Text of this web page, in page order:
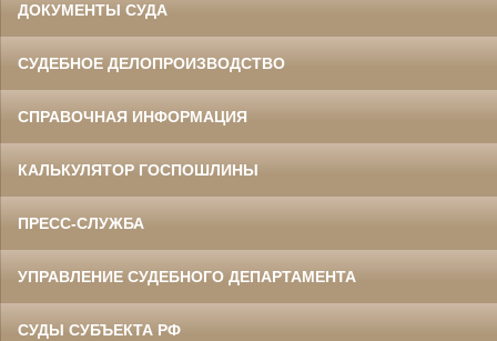
ДОКУМЕНТЫ СУДА
СУДЕБНОЕ ДЕЛОПРОИЗВОДСТВО
СПРАВОЧНАЯ ИНФОРМАЦИЯ
КАЛЬКУЛЯТОР ГОСПОШЛИНЫ
ПРЕСС-СЛУЖБА
УПРАВЛЕНИЕ СУДЕБНОГО ДЕПАРТАМЕНТА
СУДЫ СУБЪЕКТА РФ